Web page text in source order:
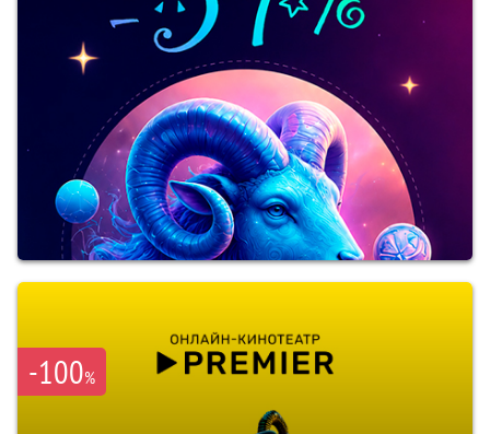
-100%